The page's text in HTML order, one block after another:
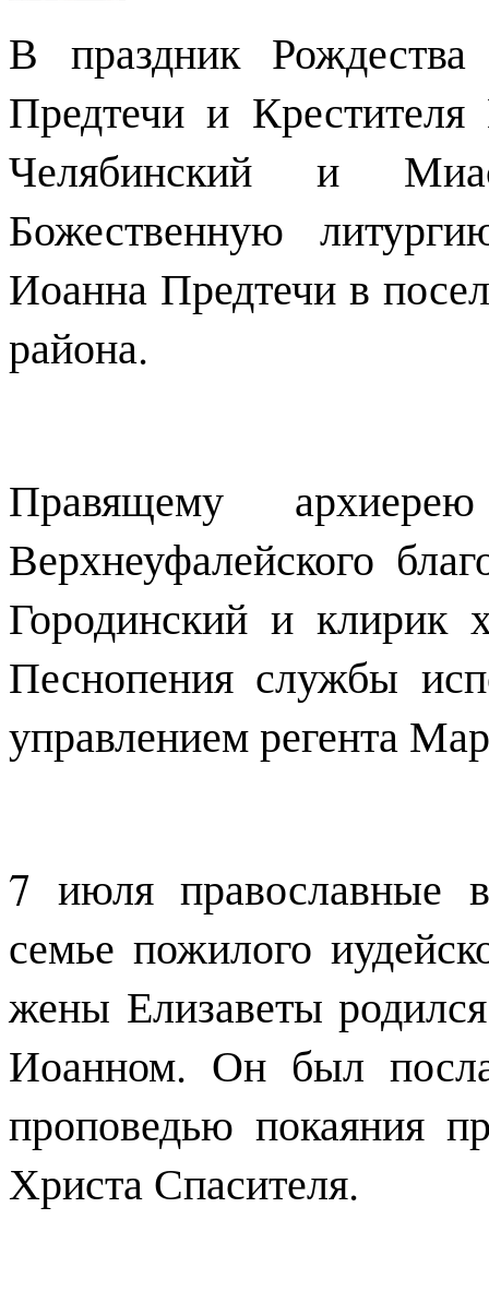
В праздник Рождества
Предтечи и
Челябинский и
Божественную
Иоанна Предтечи в
района.
Правящему
Верхнеуфалейского
Городинский и
Песнопения службы
управлением регента
7 июля православные
семье пожилого
жены Елизаветы
Иоанном. Он был
проповедью покаяния
Христа Спасителя.